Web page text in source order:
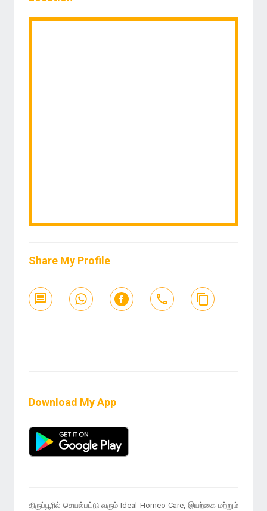
Share My Profile
Download My App
திருப்பூரில் செயல்பட்டு வரும் Ideal Homeo Care, இயற்கை மற்றும்